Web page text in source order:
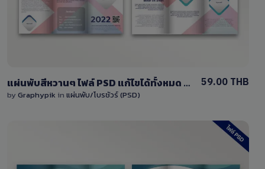
แผ่นพับสีหวานๆ ไฟล์ PSD แก้ไขได้ทั้งหมด หน้า-หลัง
by Graphypik in แผ่นพับ/โบรชัวร์ (PSD)
59.00 THB